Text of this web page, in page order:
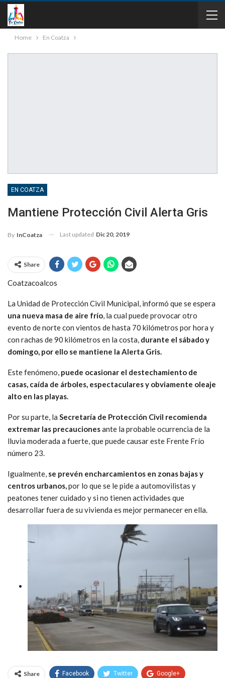
Home En Coatza
EN COATZA
Mantiene Protección Civil Alerta Gris
By InCoatza Last updated Dic 20, 2019
Share
Coatzacoalcos
La Unidad de Protección Civil Municipal, informó que se espera
una nueva masa de aire frío, la cual puede provocar otro
evento de norte con vientos de hasta 70 kilómetros por hora y
con rachas de 90 kilómetros en la costa, durante el sábado y
domingo, por ello se mantiene la Alerta Gris.
Este fenómeno, puede ocasionar el destechamiento de
casas, caída de árboles, espectaculares y obviamente oleaje
alto en las playas.
Por su parte, la Secretaría de Protección Civil recomienda
extremar las precaucionesante la probable ocurrencia de la
lluvia moderada a fuerte, que puede causar este Frente Frío
número 23.
Igualmente, se prevén encharcamientos en zonas bajas y
centros urbanos,por lo que se le pide a automovilistas y
peatones tener cuidado y si no tienen actividades que
desarrollar fuera de su vivienda es mejor permanecer en ella.
Share Facebook Twitter Google+